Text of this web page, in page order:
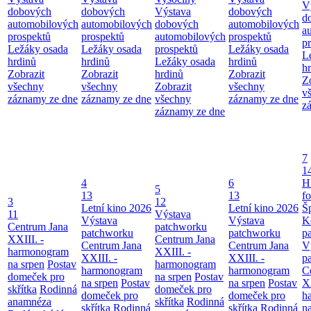
dobových
automobilových
prospektů
Ležáky osada
hrdinů
Zobrazit
všechny
záznamy ze dne
dobových
automobilových
prospektů
Ležáky osada
hrdinů
Zobrazit
všechny
záznamy ze dne
Výstava
dobových
automobilových
prospektů
Ležáky osada
hrdinů
Zobrazit
všechny
záznamy ze dne
dobových
automobilových
prospektů
Ležáky osada
hrdinů
Zobrazit
všechny
záznamy ze dne
3
11
Centrum Jana
XXIII. -
harmonogram
na srpen Postav
domeček pro
skřítka Rodinná
anamnéza
4
13
Letní kino 2026
Výstava
patchworku
Centrum Jana
XXIII. -
harmonogram
na srpen Postav
domeček pro
skřítka Rodinná
5
12
Výstava
patchworku
Centrum Jana
XXIII. -
harmonogram
na srpen Postav
domeček pro
skřítka Rodinná
6
13
Letní kino 2026
Výstava
patchworku
Centrum Jana
XXIII. -
harmonogram
na srpen Postav
domeček pro
skřítka Rodinná
7